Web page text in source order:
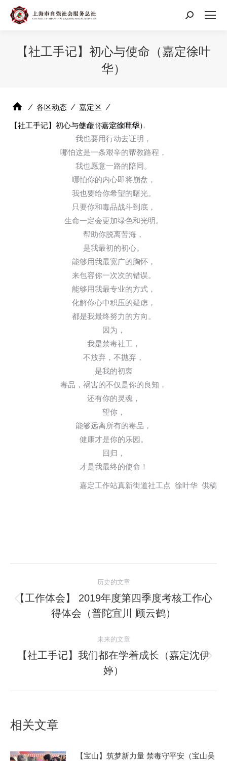
搜
【社工手记】初心与使命（嘉定徐叶
华）
⁄ 各区动态 ⁄ 嘉定区 ⁄
【社工手记】初心与使命（嘉定徐叶华）
纵使你一次次复吸，
我也要用行动去证明，
哪怕这是一条艰辛的帮教路程，
我也愿意一路的陪同。
哪怕你的内心即将崩盘，
我也要给你希望的曙光。
只要你和毒品战斗到底，
生命一定会更加绿色和光明。
帮助你脱离苦海，
是我最初的初心。
能够用我最宽广的胸怀，
来包容你一次次的错误。
能够用我最专业的方式，
化解你心中积压的疑虑，
都是我最终努力的方向。
因为，
我是禁毒社工，
不放弃，不抛弃，
是我的初衷
毒品，祸害的不仅是你的良知，
还有你的灵魂，
望你，
能够远离所有的毒品，
健康才是你的乐园。
回归，
才是我最终的使命！
嘉定工作站真新街道社工点 徐叶华 供稿
章
历史的文章
历
史
章：
【工作体会】 2019年度第四季度考核工作心
得体会（普陀宜川 顾云鹤）
未来的文章
未
来
的
【社工手记】我们都在学着成长（嘉定沈伊
婷）
相关文章
【宝山】筑梦新力量 禁毒守平安（宝山吴